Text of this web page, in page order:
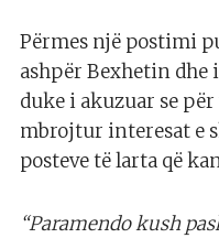
Përmes një postimi
ashpër Bexhetin dhe
duke i akuzuar se
mbrojtur interesat e
posteve të larta që
“Paramendo kush